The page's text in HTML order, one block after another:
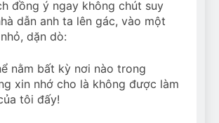
đồng ý ngay không chút suy
dẫn anh ta lên gác, vào một
dặn dò:
nằm bất kỳ nơi nào trong
xin nhớ cho là không được làm
tôi đấy!